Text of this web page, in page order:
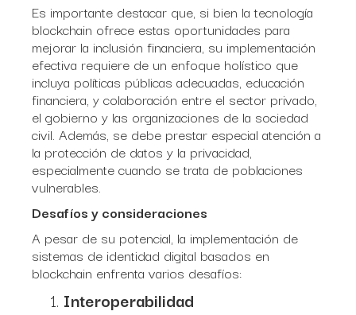
Es importante destacar que, si bien la tecnología
blockchain ofrece estas oportunidades para
mejorar la inclusión financiera, su implementación
efectiva requiere de un enfoque holístico que
incluya políticas públicas adecuadas, educación
financiera, y colaboración entre el sector privado,
el gobierno y las organizaciones de la sociedad
civil. Además, se debe prestar especial atención a
la protección de datos y la privacidad,
especialmente cuando se trata de poblaciones
vulnerables.
Desafíos y consideraciones
A pesar de su potencial, la implementación de
sistemas de identidad digital basados en
blockchain enfrenta varios desafíos:
Interoperabilidad